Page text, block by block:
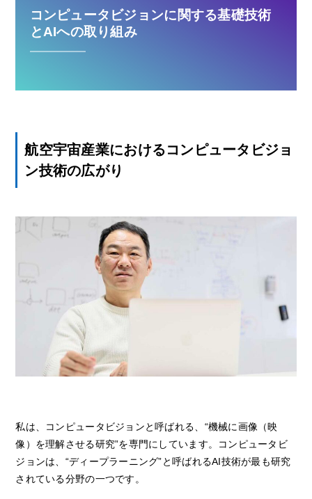
コンピュータビジョンに関する基礎技術
とAIへの取り組み
航空宇宙産業におけるコンピュータビジョ
ン技術の広がり
私は、コンピュータビジョンと呼ばれる、“機械に画像（映
像）を理解させる研究”を専門にしています。コンピュータビ
ジョンは、“ディープラーニング”と呼ばれるAI技術が最も研究
されている分野の一つです。